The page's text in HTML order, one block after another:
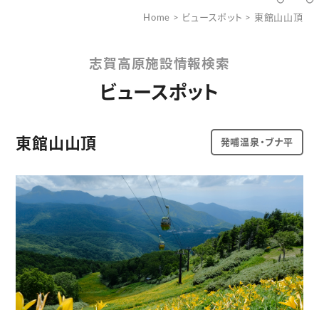
Home > ビュースポット > 東館山山頂
志賀高原施設情報検索
ビュースポット
東館山山頂 発哺温泉・ブナ平